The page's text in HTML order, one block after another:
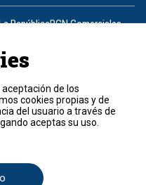
RepúblicaRCN Comerciales
426 92 92
de los
cookies propias y de
del usuario a través de
aceptas su uso.